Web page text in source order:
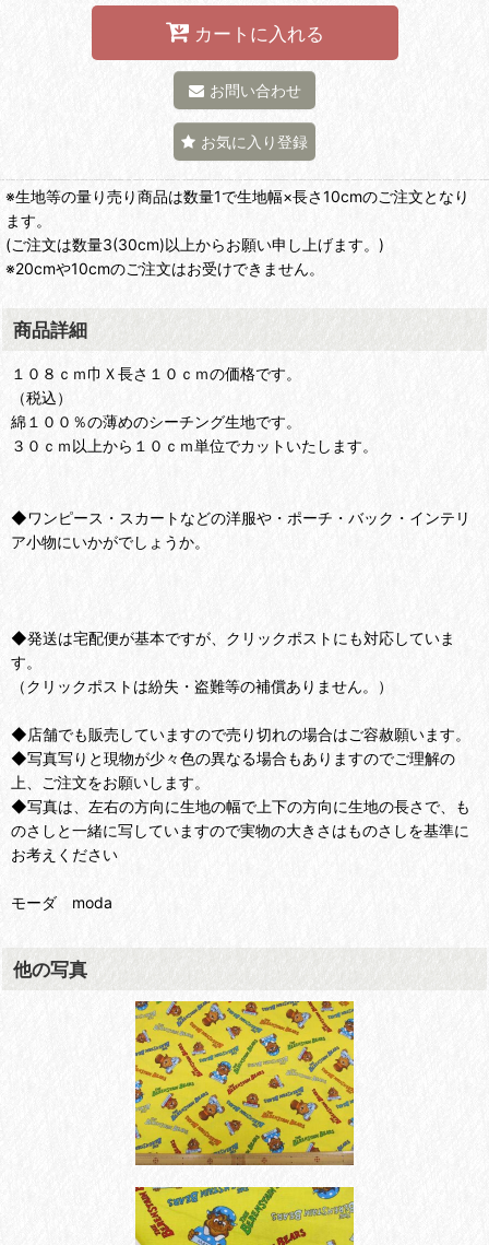
カートに入れる
お問い合わせ
お気に入り登録
※生地等の量り売り商品は数量1で生地幅×長さ10cmのご注文となり
ます。
(ご注文は数量3(30cm)以上からお願い申し上げます。)
※20cmや10cmのご注文はお受けできません。
商品詳細
１０８ｃｍ巾Ｘ長さ１０ｃｍの価格です。
（税込）
綿１００％の薄めのシーチング生地です。
３０ｃｍ以上から１０ｃｍ単位でカットいたします。
◆ワンピース・スカートなどの洋服や・ポーチ・バック・インテリ
ア小物にいかがでしょうか。
◆発送は宅配便が基本ですが、クリックポストにも対応していま
す。
（クリックポストは紛失・盗難等の補償ありません。）
◆店舗でも販売していますので売り切れの場合はご容赦願います。
◆写真写りと現物が少々色の異なる場合もありますのでご理解の
上、ご注文をお願いします。
◆写真は、左右の方向に生地の幅で上下の方向に生地の長さで、も
のさしと一緒に写していますので実物の大きさはものさしを基準に
お考えください
モーダ moda
他の写真